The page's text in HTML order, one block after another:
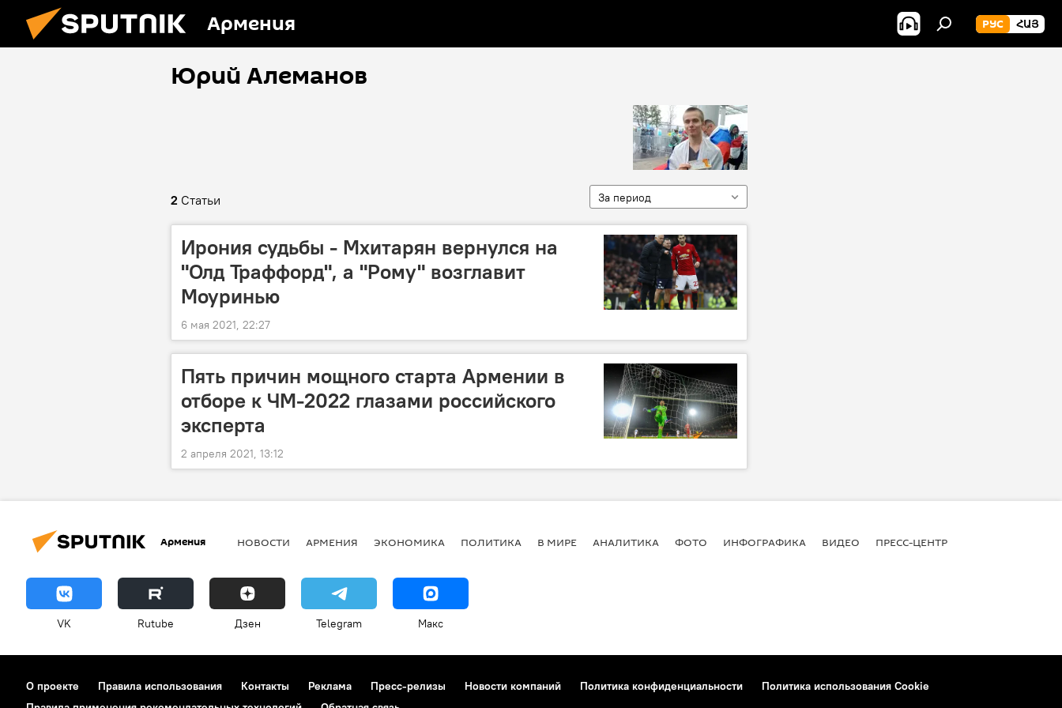
Армения РУС ՀԱՅ
Юрий Алеманов
2 Статьи За период
Ирония судьбы - Мхитарян вернулся на
"Олд Траффорд", а "Рому" возглавит
Моуринью
6 мая 2021, 22:27
Пять причин мощного старта Армении в
отборе к ЧМ-2022 глазами российского
эксперта
2 апреля 2021, 13:12
Армения НОВОСТИ АРМЕНИЯ ЭКОНОМИКА ПОЛИТИКА В МИРЕ АНАЛИТИКА ФОТО ИНФОГРАФИКА ВИДЕО ПРЕСС-ЦЕНТР
VK Rutube Дзен Telegram Макс
О проекте Правила использования Контакты Реклама Пресс-релизы Новости компаний Политика конфиденциальности
Политика использования Cookie